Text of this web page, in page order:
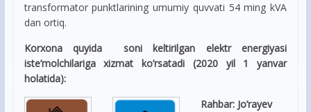
transformator punktlarining umumiy quvvati 54 ming kVA
dan ortiq.
Korxona quyida soni keltirilgan elektr energiyasi
iste’molchilariga xizmat ko’rsatadi (2020 yil 1 yanvar
holatida):
Rahbar: Jo’rayev